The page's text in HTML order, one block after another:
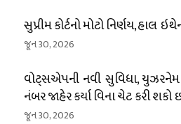
સુપ્રીમ કોર્ટનો મોટો નિર્ણય, હાલ
જૂન 30, 2026
વોટ્સએપની નવી સુવિધા,
નંબર જાહેર કર્યા વિના ચેટ કરી શકો
જૂન 30, 2026